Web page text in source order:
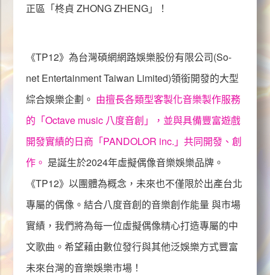
IP授權
回 TP12首頁
正區「柊貞 ZHONG ZHENG」！
《TP12》為台灣碩網網路娛樂股份有限公司(So-
net Entertainment Taiwan Limited)領銜開發的大型
綜合娛樂企劃。 由擅長各類型客製化音樂製作服務
的「Octave music八度音創」，並與具備豐富遊戲
開發實績的日商「PANDOLOR inc. 」共同開發、創
作。 是誕生於2024年虛擬偶像音樂娛樂品牌。
《TP12》以團體為概念，未來也不僅限於出產台北
專屬的偶像。結合八度音創的音樂創作能量 與市場
實績，我們將為每一位虛擬偶像精心打造專屬的中
文歌曲。希望藉由數位發行與其他泛娛樂方式豐富
未來台灣的音樂娛樂市場！